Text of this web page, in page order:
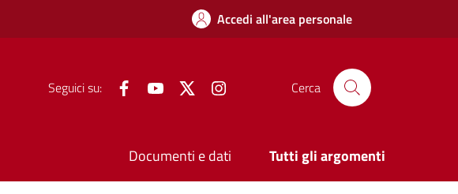
Accedi all'area personale
Seguici su: FacebookYouTube Twitter Cerca
Documenti e dati Tutti gli argomenti